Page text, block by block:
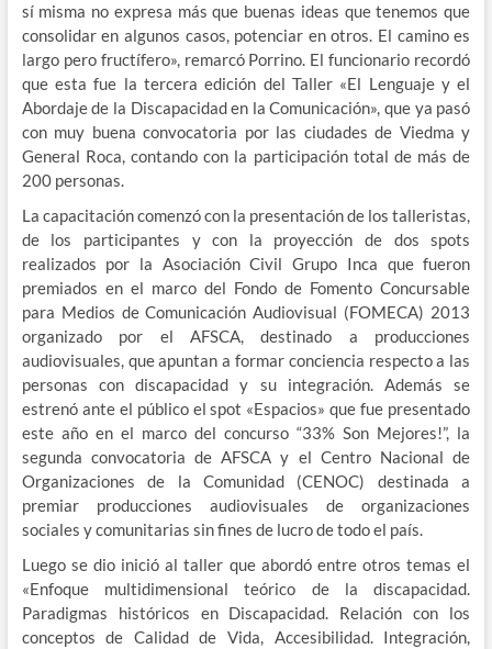
sí misma no expresa más que buenas ideas que tenemos que
consolidar en algunos casos, potenciar en otros. El camino es
largo pero fructífero», remarcó Porrino. El funcionario recordó
que esta fue la tercera edición del Taller «El Lenguaje y el
Abordaje de la Discapacidad en la Comunicación», que ya pasó
con muy buena convocatoria por las ciudades de Viedma y
General Roca, contando con la participación total de más de
200 personas.
La capacitación comenzó con la presentación de los talleristas,
de los participantes y con la proyección de dos spots
realizados por la Asociación Civil Grupo Inca que fueron
premiados en el marco del Fondo de Fomento Concursable
para Medios de Comunicación Audiovisual (FOMECA) 2013
organizado por el AFSCA, destinado a producciones
audiovisuales, que apuntan a formar conciencia respecto a las
personas con discapacidad y su integración. Además se
estrenó ante el público el spot «Espacios» que fue presentado
este año en el marco del concurso “33% Son Mejores!”, la
segunda convocatoria de AFSCA y el Centro Nacional de
Organizaciones de la Comunidad (CENOC) destinada a
premiar producciones audiovisuales de organizaciones
sociales y comunitarias sin fines de lucro de todo el país.
Luego se dio inició al taller que abordó entre otros temas el
«Enfoque multidimensional teórico de la discapacidad.
Paradigmas históricos en Discapacidad. Relación con los
conceptos de Calidad de Vida, Accesibilidad. Integración,